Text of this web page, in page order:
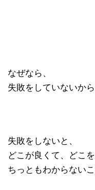
なぜなら、
失敗をしていないから
失敗をしないと、
どこが良くて、どこ
ちっともわからない